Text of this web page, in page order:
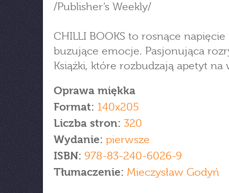
/Publisher’s Weekly/
CHILLI BOOKS to rosnące napięcie
buzujące emocje. Pasjonująca
Książki, które rozbudzają apetyt na
Oprawa miękka
Format: 140x205
Liczba stron: 320
Wydanie: pierwsze
ISBN: 978-83-240-6026-9
Tłumaczenie: Mieczysław Godyń